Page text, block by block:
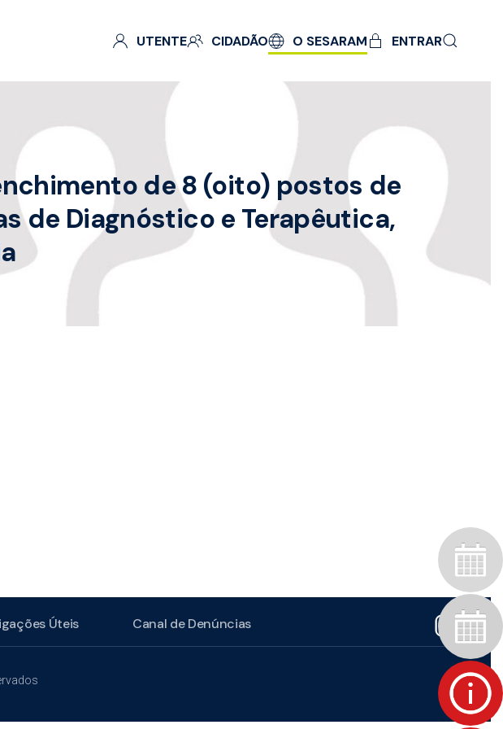
UTENTE CIDADÃO O SESARAM ENTRAR
de 8 (oito) postos de
de Diagnóstico e Terapêutica,
Úteis Canal de Denúncias